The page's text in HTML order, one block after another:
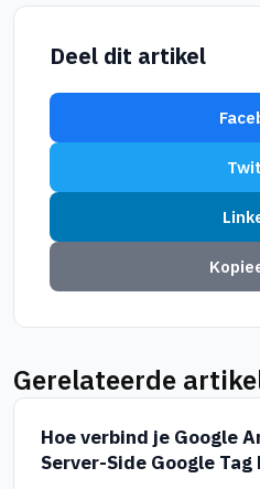
Deel dit artikel
Gerelateerde
Hoe verbind je Google
Server-Side Google Tag